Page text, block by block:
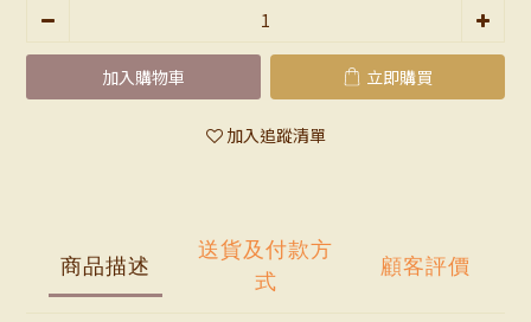
加入購物車 立即購買
加入追蹤清單
商品描述
送貨及付款方
式
顧客評價